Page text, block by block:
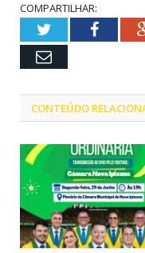
COMPARTILHAR:
Twitter
Email
CONTEÚDO